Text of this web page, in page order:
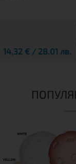
14,32 € / 28.01 лв.